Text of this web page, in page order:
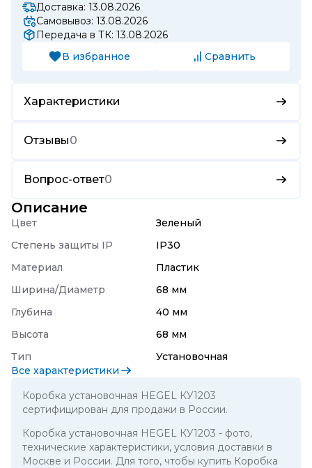
Доставка: 13.08.2026
Самовывоз: 13.08.2026
Передача в ТК: 13.08.2026
В избранное
Сравнить
Характеристики
Отзывы0
Вопрос-ответ0
Описание
Цвет
Зеленый
Степень защиты IP
IP30
Материал
Пластик
Ширина/Диаметр
68 мм
Глубина
40 мм
Высота
68 мм
Тип
Установочная
Все характеристики
Коробка установочная HEGEL КУ1203
сертифицирован для продажи в России.
Коробка установочная HEGEL КУ1203 - фото,
технические характеристики, условия доставки в
Москве и России. Для того, чтобы купить Коробка